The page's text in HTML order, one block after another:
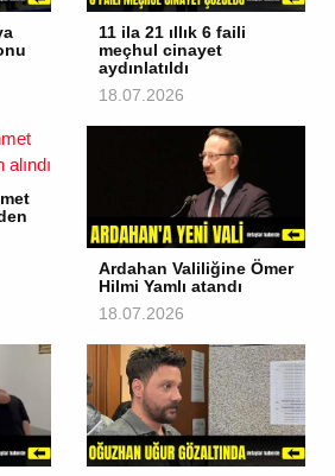
11 ila 21 ıllık 6 faili
meçhul cinayet
aydınlatıldı
18.07.2026
Ardahan Valiliğine Ömer
Hilmi Yamlı atandı
18.07.2026